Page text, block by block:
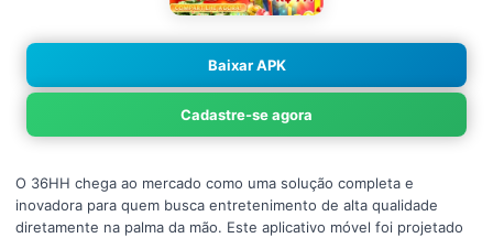
Baixar APK
Cadastre-se agora
O 36HH chega ao mercado como uma solução completa e
inovadora para quem busca entretenimento de alta qualidade
diretamente na palma da mão. Este aplicativo móvel foi projetado